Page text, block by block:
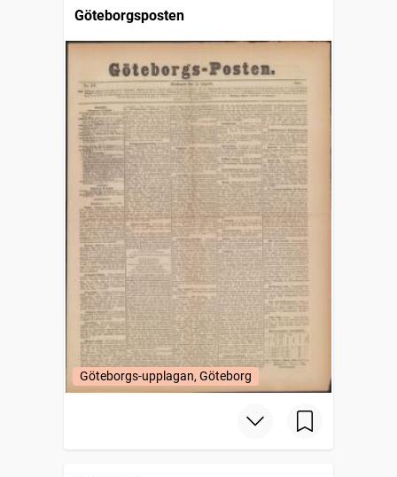
Göteborgsposten
Göteborgs-upplagan, Göteborg